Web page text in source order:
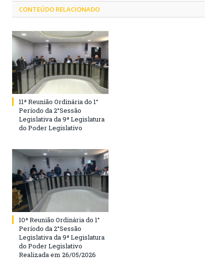
CONTEÚDO RELACIONADO
11ª Reunião Ordinária do 1°
Período da 2°Sessão
Legislativa da 9ª Legislatura
do Poder Legislativo
10ª Reunião Ordinária do 1°
Período da 2°Sessão
Legislativa da 9ª Legislatura
do Poder Legislativo
Realizada em 26/05/2026